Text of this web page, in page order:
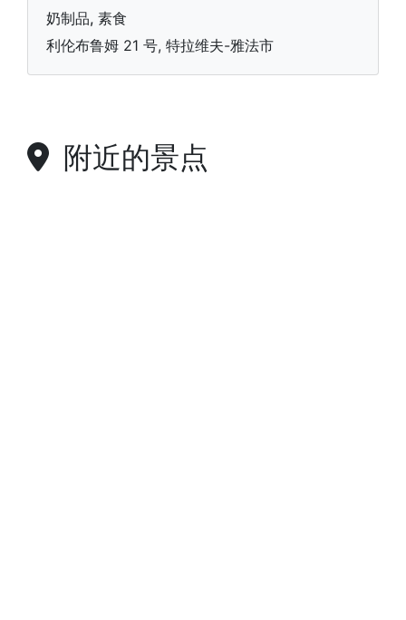
奶制品, 素食
利伦布鲁姆 21 号, 特拉维夫-雅法市
附近的景点